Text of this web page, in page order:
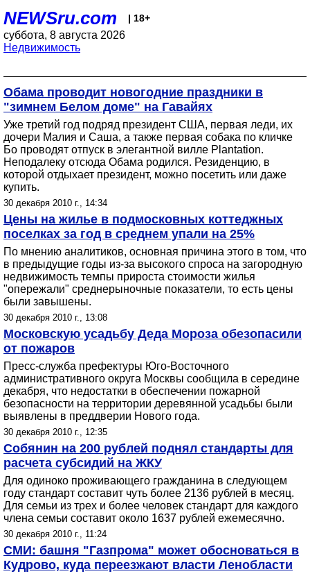
NEWSru.com | 18+
суббота, 8 августа 2026
Недвижимость
Обама проводит новогодние праздники в
"зимнем Белом доме" на Гавайях
Уже третий год подряд президент США, первая леди, их
дочери Малия и Саша, а также первая собака по кличке
Бо проводят отпуск в элегантной вилле Plantation.
Неподалеку отсюда Обама родился. Резиденцию, в
которой отдыхает президент, можно посетить или даже
купить.
30 декабря 2010 г., 14:34
Цены на жилье в подмосковных коттеджных
поселках за год в среднем упали на 25%
По мнению аналитиков, основная причина этого в том, что
в предыдущие годы из-за высокого спроса на загородную
недвижимость темпы прироста стоимости жилья
"опережали" среднерыночные показатели, то есть цены
были завышены.
30 декабря 2010 г., 13:08
Московскую усадьбу Деда Мороза обезопасили
от пожаров
Пресс-служба префектуры Юго-Восточного
административного округа Москвы сообщила в середине
декабря, что недостатки в обеспечении пожарной
безопасности на территории деревянной усадьбы были
выявлены в преддверии Нового года.
30 декабря 2010 г., 12:35
Собянин на 200 рублей поднял стандарты для
расчета субсидий на ЖКУ
Для одиноко проживающего гражданина в следующем
году стандарт составит чуть более 2136 рублей в месяц.
Для семьи из трех и более человек стандарт для каждого
члена семьи составит около 1637 рублей ежемесячно.
30 декабря 2010 г., 11:24
СМИ: башня "Газпрома" может обосноваться в
Кудрово, куда переезжают власти Ленобласти